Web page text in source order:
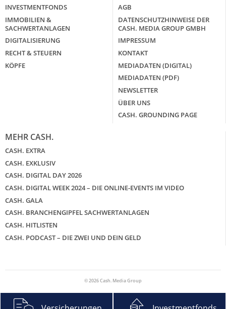
INVESTMENTFONDS
IMMOBILIEN &
SACHWERTANLAGEN
DIGITALISIERUNG
RECHT & STEUERN
KÖPFE
AGB
DATENSCHUTZHINWEISE DER
CASH. MEDIA GROUP GMBH
IMPRESSUM
KONTAKT
MEDIADATEN (DIGITAL)
MEDIADATEN (PDF)
NEWSLETTER
ÜBER UNS
CASH. GROUNDING PAGE
MEHR CASH.
CASH. EXTRA
CASH. EXKLUSIV
CASH. DIGITAL DAY 2026
CASH. DIGITAL WEEK 2024 – DIE ONLINE-EVENTS IM VIDEO
CASH. GALA
CASH. BRANCHENGIPFEL SACHWERTANLAGEN
CASH. HITLISTEN
CASH. PODCAST – DIE ZWEI UND DEIN GELD
© 2026 Cash. Media Group